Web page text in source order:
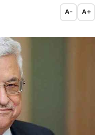
A- A+